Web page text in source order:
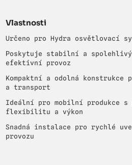
Vlastnosti
Určeno pro Hydra osvětlovací
Poskytuje stabilní a spolehlivý
efektivní provoz
Kompaktní a odolná konstrukce
a transport
Ideální pro mobilní produkce s
flexibilitu a výkon
Snadná instalace pro rychlé
provozu